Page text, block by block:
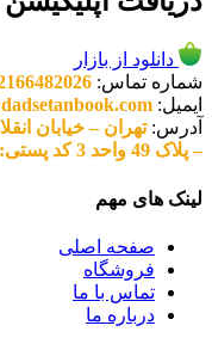
دانلود از بازار
شماره تماس:
ایمیل:
آدرس:تهران – خیابان
– پلاک 49 واحد 3 کد پستی: 1315686310
لینک های مهم
صفحه اصلی
فروشگاه
تماس با ما
درباره ما